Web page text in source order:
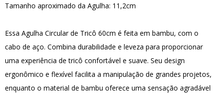
Tamanho aproximado da Agulha: 11,2cm
Essa Agulha Circular de Tricô 60cm é feita em bambu, com o
cabo de aço. Combina durabilidade e leveza para proporcionar
uma experiência de tricô confortável e suave. Seu design
ergonômico e flexível facilita a manipulação de grandes projetos,
enquanto o material de bambu oferece uma sensação agradável